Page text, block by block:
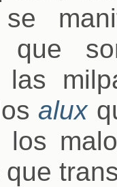
que
las
alux
los